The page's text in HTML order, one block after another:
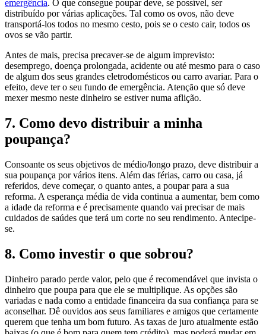
emergência. O que consegue poupar deve, se possível, ser
distribuído por várias aplicações. Tal como os ovos, não deve
transportá-los todos no mesmo cesto, pois se o cesto cair, todos os
ovos se vão partir.
Antes de mais, precisa precaver-se de algum imprevisto:
desemprego, doença prolongada, acidente ou até mesmo para o caso
de algum dos seus grandes eletrodomésticos ou carro avariar. Para o
efeito, deve ter o seu fundo de emergência. Atenção que só deve
mexer mesmo neste dinheiro se estiver numa aflição.
7. Como devo distribuir a minha
poupança?
Consoante os seus objetivos de médio/longo prazo, deve distribuir a
sua poupança por vários itens. Além das férias, carro ou casa, já
referidos, deve começar, o quanto antes, a poupar para a sua
reforma. A esperança média de vida continua a aumentar, bem como
a idade da reforma e é precisamente quando vai precisar de mais
cuidados de saúdes que terá um corte no seu rendimento. Antecipe-
se.
8. Como investir o que sobrou?
Dinheiro parado perde valor, pelo que é recomendável que invista o
dinheiro que poupa para que ele se multiplique. As opções são
variadas e nada como a entidade financeira da sua confiança para se
aconselhar. Dê ouvidos aos seus familiares e amigos que certamente
querem que tenha um bom futuro. As taxas de juro atualmente estão